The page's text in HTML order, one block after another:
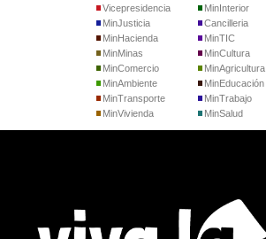
Vicepresidencia
MinJusticia
MinInterior
Cancilleria
MinHacienda
MinMinas
MinComercio
MinTIC
MinCultura
MinAgricultura
MinAmbiente
MinTransporte
MinVivienda
MinEducación
MinTrabajo
MinSalud